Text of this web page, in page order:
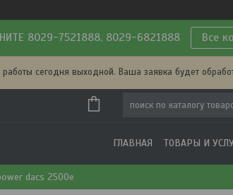
8029-7521888, 8029-6821888 Все
сегодня выходной. Ваша заявка будет
ГЛАВНАЯ ТОВАРЫ И
dacs 2500e